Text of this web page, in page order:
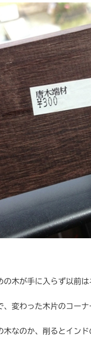
木が手に入らず以前は
変わった木片のコーナ
なのか、削るとインド